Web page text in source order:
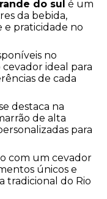
do sul é um
da bebida,
e praticidade no
no
ideal para
de cada
destaca na
de alta
para
com um cevador
únicos e
tradicional do Rio